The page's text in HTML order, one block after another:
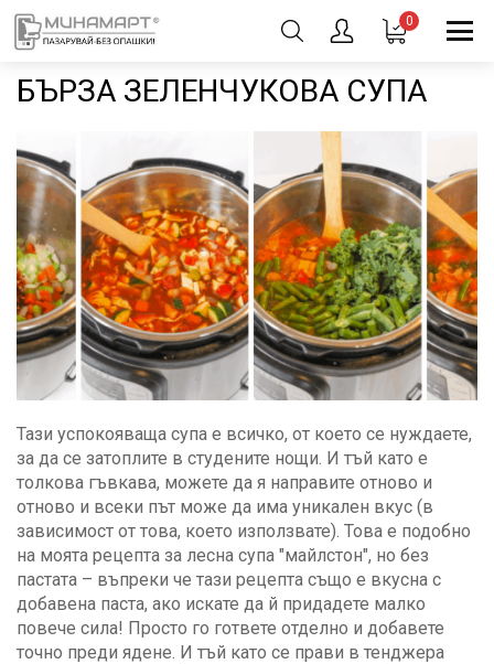
0
БЪРЗА ЗЕЛЕНЧУКОВА СУПА
Тази успокояваща супа е всичко, от което се нуждаете,
за да се затоплите в студените нощи. И тъй като е
толкова гъвкава, можете да я направите отново и
отново и всеки път може да има уникален вкус (в
зависимост от това, което използвате). Това е подобно
на моята рецепта за лесна супа "майлстон", но без
пастата – въпреки че тази рецепта също е вкусна с
добавена паста, ако искате да й придадете малко
повече сила! Просто го гответе отделно и добавете
точно преди ядене. И тъй като се прави в тенджера